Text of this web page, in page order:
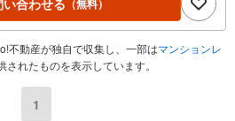
合わせる
不動産が独自で収集し、一部はマンションレ
されたものを表示しています。
1